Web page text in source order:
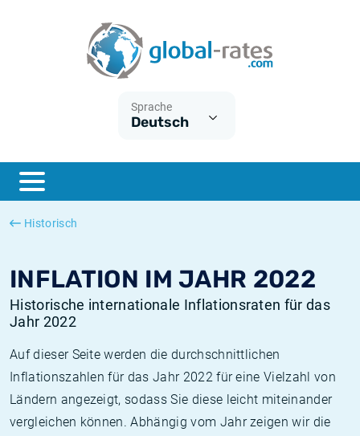
Sprache
Deutsch
Historisch
INFLATION IM JAHR 2022
Historische internationale Inflationsraten für das
Jahr 2022
Auf dieser Seite werden die durchschnittlichen
Inflationszahlen für das Jahr 2022 für eine Vielzahl von
Ländern angezeigt, sodass Sie diese leicht miteinander
vergleichen können. Abhängig vom Jahr zeigen wir die
ESTER
SONIA
Was ist die VPI-Inflation?
Was ist die HVPI-Inflation?
Deutsche inflation
Europäische inflation
Historische Euribor-Sätze
Historische ESTER-Sätze
Historische SOFR-Sätze
Historische SONIA-Sätze
Inflationsrechner